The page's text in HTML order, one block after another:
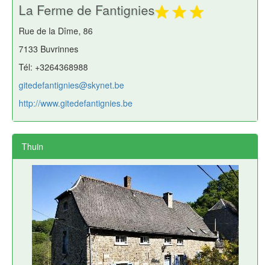
La Ferme de Fantignies
Rue de la Dîme, 86
7133 Buvrinnes
Tél: +3264368988
gitedefantignies@skynet.be
http://www.gitedefantignies.be
Thuin